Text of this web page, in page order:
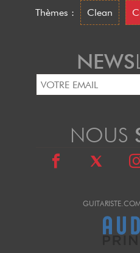
Thèmes :
Clean
NEWS
NOUS